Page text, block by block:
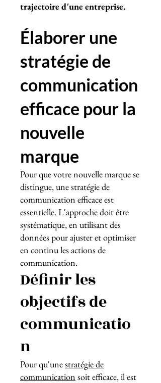
trajectoire d'une entreprise.
Élaborer une
stratégie de
communication
efficace pour la
nouvelle
marque
Pour que votre nouvelle marque se
distingue, une stratégie de
communication efficace est
essentielle. L'approche doit être
systématique, en utilisant des
données pour ajuster et optimiser
en continu les actions de
communication.
Définir les
objectifs de
communicatio
n
Pour qu'unestratégie de
communication soit efficace, il est